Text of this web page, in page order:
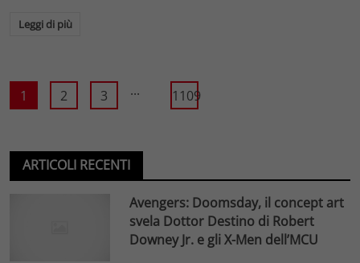
Leggi di più
1 2 3 ... 1109
ARTICOLI RECENTI
Avengers: Doomsday, il concept art
svela Dottor Destino di Robert
Downey Jr. e gli X-Men dell’MCU